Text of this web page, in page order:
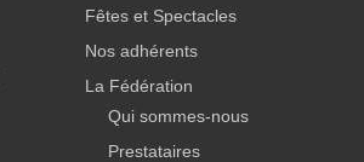
Fêtes et Spectacles
Nos adhérents
La Fédération
Qui sommes-nous
Prestataires